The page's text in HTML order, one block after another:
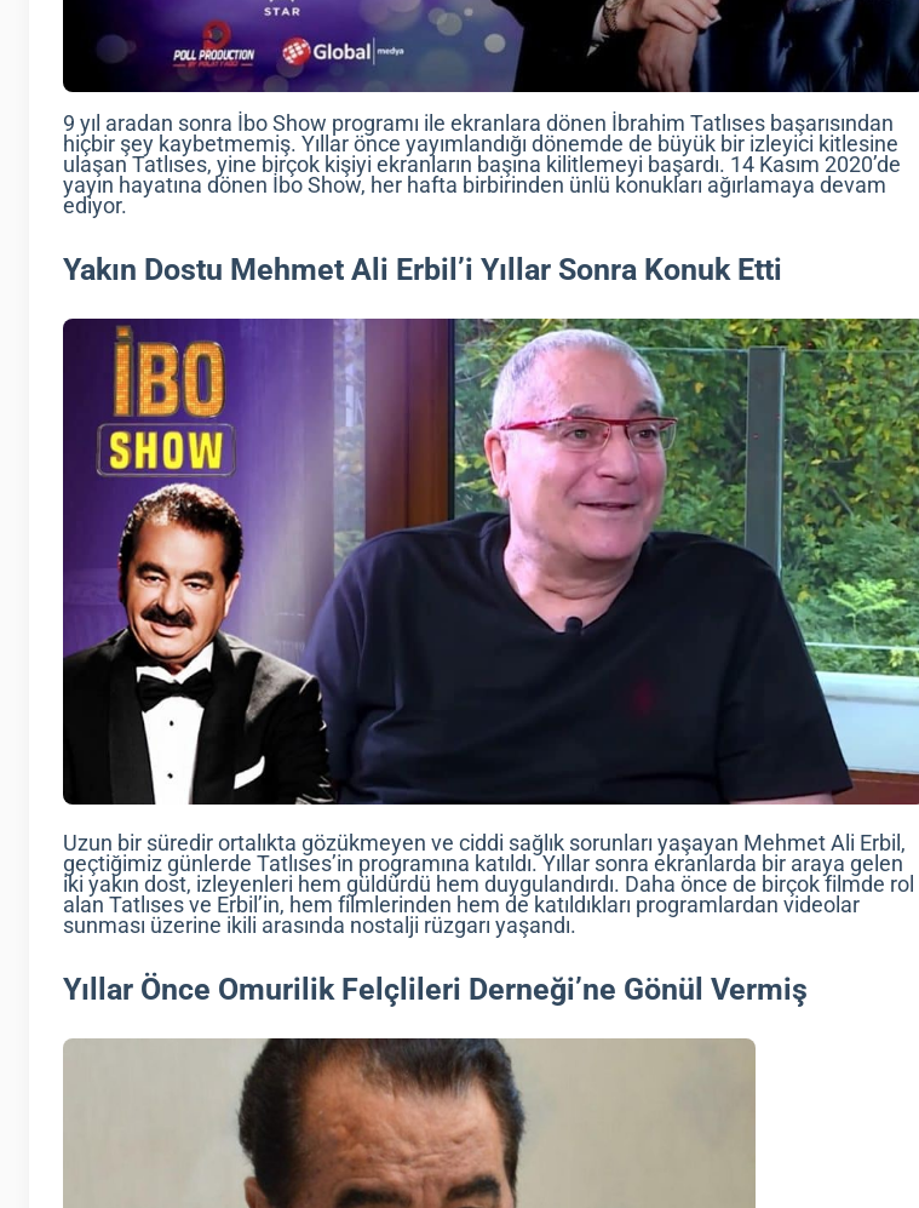
9 yıl aradan sonra İbo Show programı ile ekranlara dönen İbrahim Tatlıses başarısından
hiçbir şey kaybetmemiş. Yıllar önce yayımlandığı dönemde de büyük bir izleyici kitlesine
ulaşan Tatlıses, yine birçok kişiyi ekranların başına kilitlemeyi başardı. 14 Kasım 2020’de
yayın hayatına dönen İbo Show, her hafta birbirinden ünlü konukları ağırlamaya devam
ediyor.
Yakın Dostu Mehmet Ali Erbil’i Yıllar Sonra Konuk Etti
Uzun bir süredir ortalıkta gözükmeyen ve ciddi sağlık sorunları yaşayan Mehmet Ali Erbil,
geçtiğimiz günlerde Tatlıses’in programına katıldı. Yıllar sonra ekranlarda bir araya gelen
iki yakın dost, izleyenleri hem güldürdü hem duygulandırdı. Daha önce de birçok filmde rol
alan Tatlıses ve Erbil’in, hem filmlerinden hem de katıldıkları programlardan videolar
sunması üzerine ikili arasında nostalji rüzgarı yaşandı.
Yıllar Önce Omurilik Felçlileri Derneği’ne Gönül Vermiş